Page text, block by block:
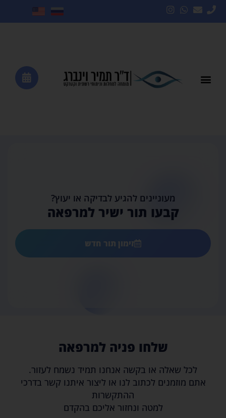
מעוניינים להגיע לבדיקה או יעוץ?
קבעו תור ישיר למרפאה
זימון תור חדש
שלחו פניה למרפאה
לכל שאלה או בקשה אנחנו תמיד נשמח לעזור.
אתם מוזמנים לכתוב לנו או ליצור איתנו קשר בדרכי
ההתקשרות
למטה ונחזור אליכם בהקדם